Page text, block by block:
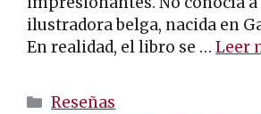
ilustradora belga, nacida en
En realidad, el libro se … Leer
Categorías
Reseñas